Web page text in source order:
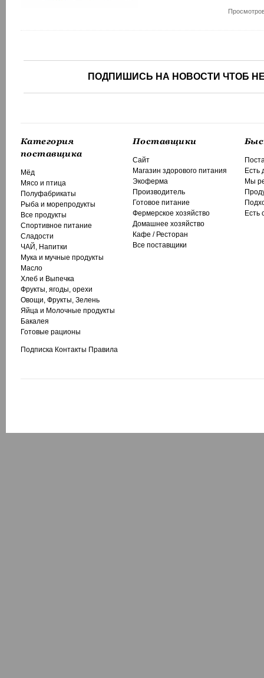
ПОДПИШИСЬ НА НОВОСТИ ЧТОБ
Категория
поставщика
Мёд
Мясо и птица
Полуфабрикаты
Рыба и морепродукты
Все продукты
Спортивное питание
Сладости
ЧАЙ, Напитки
Мука и мучные продукты
Масло
Хлеб и Выпечка
Фрукты, ягоды, орехи
Овощи, Фрукты, Зелень
Яйца и Молочные продукты
Бакалея
Готовые рационы
Поставщики
Сайт
Магазин здорового питания
Экоферма
Производитель
Готовое питание
Фермерское хозяйство
Домашнее хозяйство
Кафе / Ресторан
Все поставщики
Есть
Мы
Есть
Подписка Контакты Правила